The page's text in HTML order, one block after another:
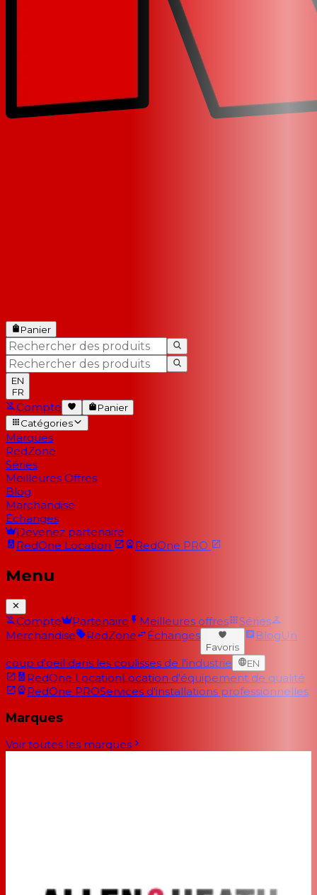
Panier
EN
FR
Compte
Panier
Catégories
Marques
RedZone
Séries
Meilleures Offres
Blog
Marchandise
Échanges
Devenez partenaire
RedOne Location RedOne PRO
Menu
Compte Partenaire Meilleures offres
Séries
Merchandise
RedZone Échanges
Favoris
BlogUn
coup d'oeil dans les coulisses de l'industrie EN
RedOne LocationLocation d'équipement de qualité
RedOne PROServices d'installations professionnelles
Marques
Voir toutes les marques